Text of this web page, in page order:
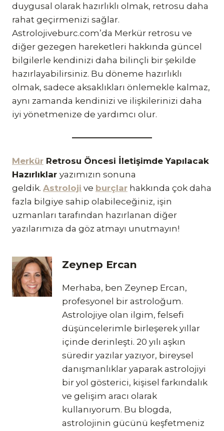
duygusal olarak hazırlıklı olmak, retrosu daha
rahat geçirmenizi sağlar.
Astrolojiveburc.com’da Merkür retrosu ve
diğer gezegen hareketleri hakkında güncel
bilgilerle kendinizi daha bilinçli bir şekilde
hazırlayabilirsiniz. Bu döneme hazırlıklı
olmak, sadece aksaklıkları önlemekle kalmaz,
aynı zamanda kendinizi ve ilişkilerinizi daha
iyi yönetmenize de yardımcı olur.
Merkür Retrosu Öncesi İletişimde Yapılacak
Hazırlıklar yazımızın sonuna
geldik. Astroloji ve burçlar hakkında çok daha
fazla bilgiye sahip olabileceğiniz, işin
uzmanları tarafından hazırlanan diğer
yazılarımıza da göz atmayı unutmayın!
Zeynep Ercan
Merhaba, ben Zeynep Ercan,
profesyonel bir astroloğum.
Astrolojiye olan ilgim, felsefi
düşüncelerimle birleşerek yıllar
içinde derinleşti. 20 yılı aşkın
süredir yazılar yazıyor, bireysel
danışmanlıklar yaparak astrolojiyi
bir yol gösterici, kişisel farkındalık
ve gelişim aracı olarak
kullanıyorum. Bu blogda,
astrolojinin gücünü keşfetmeniz